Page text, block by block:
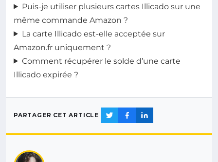
Puis-je utiliser plusieurs cartes Illicado sur une
même commande Amazon ?
La carte Illicado est-elle acceptée sur
Amazon.fr uniquement ?
Comment récupérer le solde d’une carte
Illicado expirée ?
PARTAGER CET ARTICLE